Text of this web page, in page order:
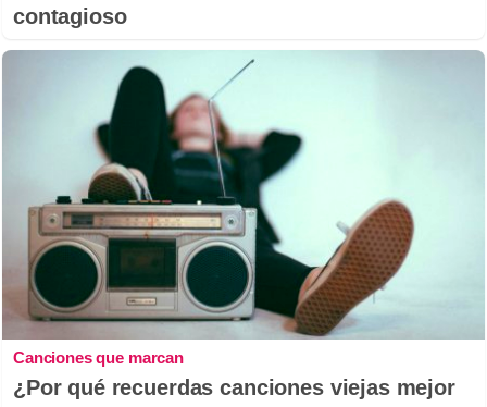
contagioso
Canciones que marcan
¿Por qué recuerdas canciones viejas mejor